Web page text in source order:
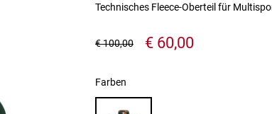
Technisches Fleece-Oberteil für
€ 60,00
€ 100,00
Farben